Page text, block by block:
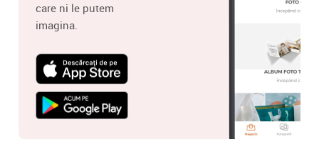
care ni le putem
imagina.